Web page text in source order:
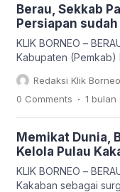
Koperasi,
Perdagangan
Eva Yunita mengaku
para wisatawan tidak
mencari
[…]
Berau, Sekkab
Persiapan
KLIK BORNEO –
Kabupaten (Pemkab)
memastikan seluruh
penilaian geosite di
penilai dari Badan
dua kali uji coba
lapangan yang
lintas sektor dari
hingga masyarakat
Redaksi Klik Borneo
0 Comments . 1 bulan
Memikat Dunia,
Kelola Pulau
KLIK BORNEO –
Kakaban sebagai